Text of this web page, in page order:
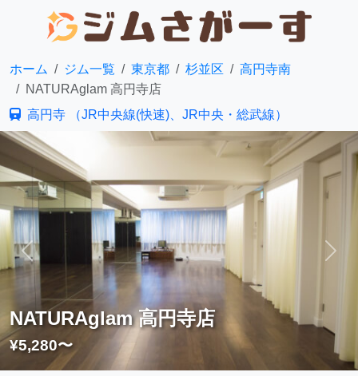
ホーム ジム一覧 東京都 杉並区
高円寺南
NATURAglam 高円寺店
高円寺 （JR中央線(快速)、JR中央・総武線）
NATURAglam 高円寺店
¥5,280〜
前へ 次へ